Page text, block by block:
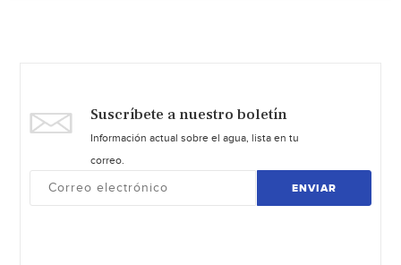
Suscríbete a nuestro boletín
Información actual sobre el agua, lista en tu
correo.
ENVIAR